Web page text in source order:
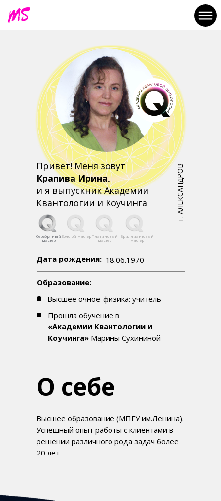
Привет! Меня зовут
Крапива Ирина,
и я выпускник Академии
Квантологии и Коучинга
г. АЛЕКСАНДРОВ
Дата рождения: 18.06.1970
Образование:
Серебряный
мастер
Золотой мастерПлатиновый
мастер
Бриллиантовый
мастер
Прошла обучение в
«Академии Квантологии и
Коучинга» Марины Сухининой
Высшее очное-физика: учитель
О себе
Высшее образование (МПГУ им.Ленина).
Успешный опыт работы с клиентами в
решении различного рода задач более
20 лет.